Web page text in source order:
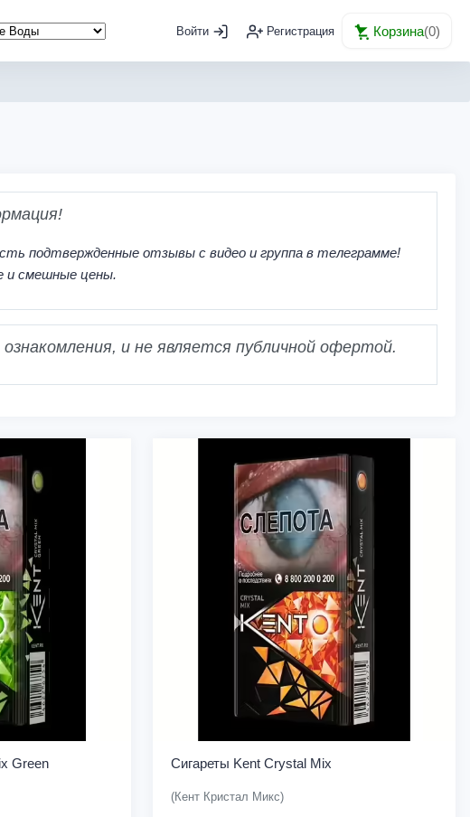
Войти Регистрация Корзина(0)
подтвержденные отзывы с видео и группа в телеграмме!
и смешные цены.
и не является публичной офертой.
Green Сигареты Kent Crystal Mix
(Кент Кристал Микс)